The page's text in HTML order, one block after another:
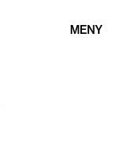
MENY